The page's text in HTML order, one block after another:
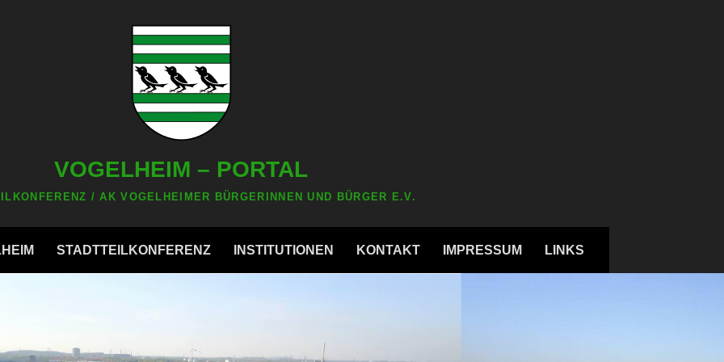
VOGELHEIM – PORTAL
/ AK VOGELHEIMER BÜRGERINNEN UND BÜRGER E.V.
STADTTEILKONFERENZ INSTITUTIONEN KONTAKT IMPRESSUM LINKS